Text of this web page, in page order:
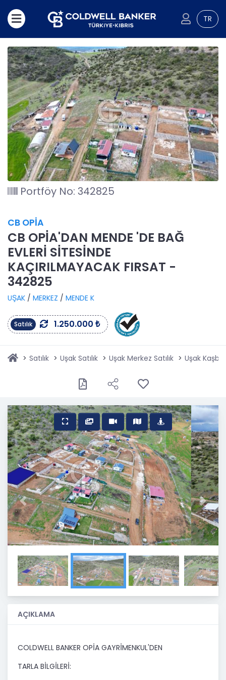
TR
Portföy No: 342825
CB OPİA
CB OPİA'DAN MENDE 'DE BAĞ
EVLERİ SİTESİNDE
KAÇIRILMAYACAK FIRSAT -
342825
UŞAK / MERKEZ / MENDE K
Satılık 1.250.000 ₺
Satılık Uşak Satılık Uşak Merkez Satılık Uşak
Previous Next
AÇIKLAMA
COLDWELL BANKER OPİA GAYRİMENKUL'DEN
TARLA BİLGİLERİ: